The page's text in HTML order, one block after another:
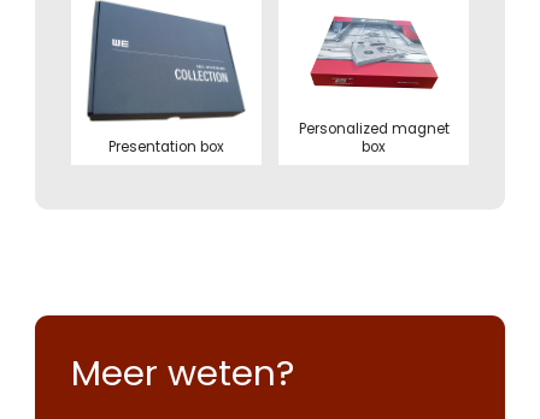
Presentation box
Personalized magnet
box
Meer weten?